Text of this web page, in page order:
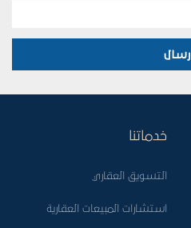
إرسال
خدماتنا
التسويق العقاري
استشارات المبيعات العقارية